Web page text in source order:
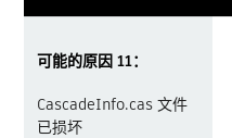
可能的原因 11：
CascadeInfo.cas 文件
已损坏